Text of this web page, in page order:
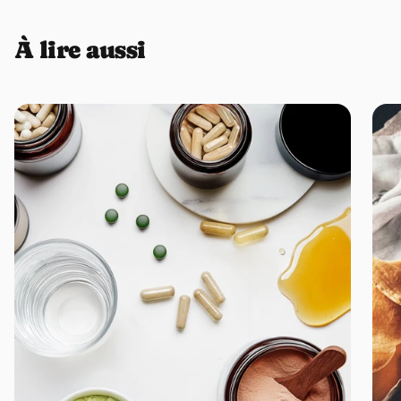
Qu'est-ce que Belly Love ?
Belly Love est un mélange d'herbes digestives incluant la camomille,
santé intestinale globale.
Quand faut-il le prendre ?
Moments optimaux :
- Après les repas pour faciliter la digestion
- En cas de ballonnements ou inconfort intestinal
- Le soir en tisane pour détendre le système digestif
- 2-3 tasses par jour selon les besoins
Est-ce un produit 100 % naturel ?
Oui, Belly Love contient uniquement des herbes biologiques
séchées, reconnues traditionnellement pour leurs propriétés
digestives, sans additifs, arômes artificiels ou conservateurs. Le
mélange est vegan et sans gluten.
Combien de temps avant de ressentir les effets ?
L'apaisement digestif peut être ressenti dès 15-30 minutes après
consommation. Pour améliorer durablement la santé intestinale,
À lire aussi